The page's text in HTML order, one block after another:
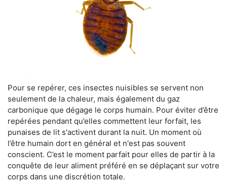
Pour se repérer, ces insectes nuisibles se servent non
seulement de la chaleur, mais également du gaz
carbonique que dégage le corps humain. Pour éviter d’être
repérées pendant qu’elles commettent leur forfait, les
punaises de lit s'activent durant la nuit. Un moment où
l’être humain dort en général et n'est pas souvent
conscient. C’est le moment parfait pour elles de partir à la
conquête de leur aliment préféré en se déplaçant sur votre
corps dans une discrétion totale.